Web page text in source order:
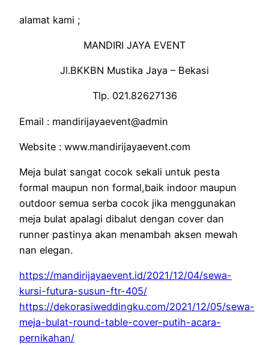
alamat kami ;
MANDIRI JAYA EVENT
Jl.BKKBN Mustika Jaya – Bekasi
Tlp. 021.82627136
Email : mandirijayaevent@admin
Website : www.mandirijayaevent.com
Meja bulat sangat cocok sekali untuk pesta
formal maupun non formal,baik indoor maupun
outdoor semua serba cocok jika menggunakan
meja bulat apalagi dibalut dengan cover dan
runner pastinya akan menambah aksen mewah
nan elegan.
https://mandirijayaevent.id/2021/12/04/sewa-
kursi-futura-susun-ftr-405/
https://dekorasiweddingku.com/2021/12/05/sewa-
meja-bulat-round-table-cover-putih-acara-
pernikahan/